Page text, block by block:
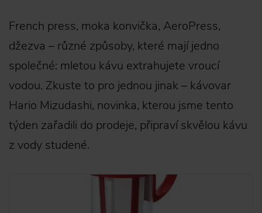
French press, moka konvička, AeroPress,
džezva – různé způsoby, které mají jedno
společné: mletou kávu extrahujete vroucí
vodou. Zkuste to pro jednou jinak – kávovar
Hario Mizudashi, novinka, kterou jsme tento
týden zařadili do prodeje, připraví skvělou kávu
z vody studené.